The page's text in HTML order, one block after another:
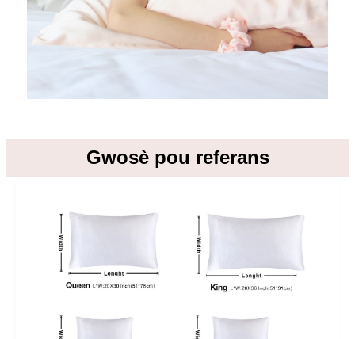
Gwosè pou referans